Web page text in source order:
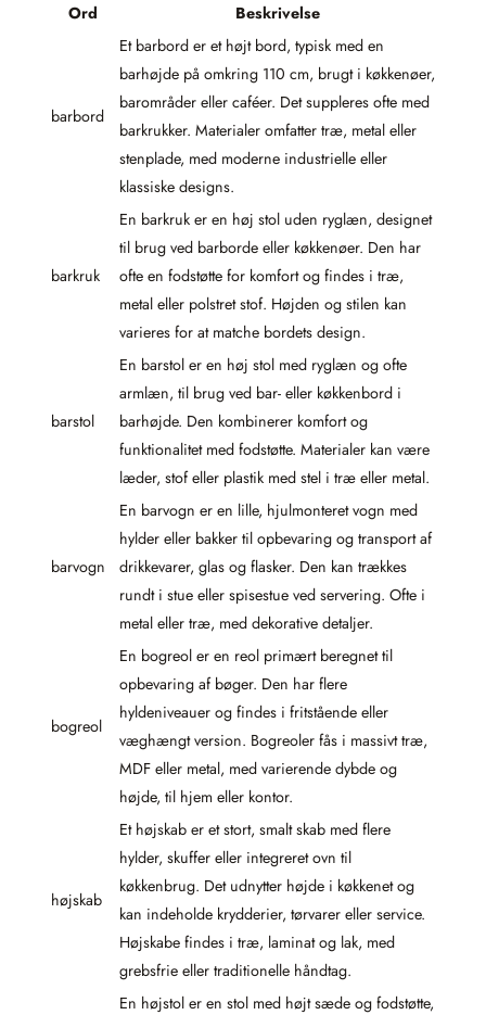
Ord Beskrivelse
barbord
Et barbord er et højt bord, typisk med en
barhøjde på omkring 110 cm, brugt i køkkenøer,
barområder eller caféer. Det suppleres ofte med
barkrukker. Materialer omfatter træ, metal eller
stenplade, med moderne industrielle eller
klassiske designs.
barkruk
En barkruk er en høj stol uden ryglæn, designet
til brug ved barborde eller køkkenøer. Den har
ofte en fodstøtte for komfort og findes i træ,
metal eller polstret stof. Højden og stilen kan
varieres for at matche bordets design.
barstol
En barstol er en høj stol med ryglæn og ofte
armlæn, til brug ved bar- eller køkkenbord i
barhøjde. Den kombinerer komfort og
funktionalitet med fodstøtte. Materialer kan være
læder, stof eller plastik med stel i træ eller metal.
barvogn
En barvogn er en lille, hjulmonteret vogn med
hylder eller bakker til opbevaring og transport af
drikkevarer, glas og flasker. Den kan trækkes
rundt i stue eller spisestue ved servering. Ofte i
metal eller træ, med dekorative detaljer.
bogreol
En bogreol er en reol primært beregnet til
opbevaring af bøger. Den har flere
hyldeniveauer og findes i fritstående eller
væghængt version. Bogreoler fås i massivt træ,
MDF eller metal, med varierende dybde og
højde, til hjem eller kontor.
højskab
Et højskab er et stort, smalt skab med flere
hylder, skuffer eller integreret ovn til
køkkenbrug. Det udnytter højde i køkkenet og
kan indeholde krydderier, tørvarer eller service.
Højskabe findes i træ, laminat og lak, med
grebsfrie eller traditionelle håndtag.
En højstol er en stol med højt sæde og fodstøtte,